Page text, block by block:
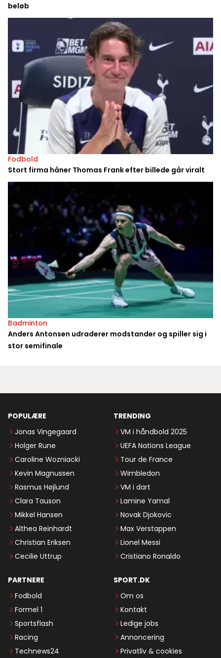
beløb
Fodbold
Stort firma håner Thomas Frank efter billede går viralt
Badminton
Anders Antonsen udraderer modstander og spiller sig i
stor semifinale
POPULÆRE
Jonas Vingegaard
Holger Rune
Caroline Wozniacki
Kevin Magnussen
Rasmus Højlund
Clara Tauson
Mikkel Hansen
Althea Reinhardt
Christian Eriksen
Cecilie Uttrup
TRENDING
VM i håndbold 2025
UEFA Nations League
Tour de France
Wimbledon
VM i dart
Lamine Yamal
Novak Djokovic
Max Verstappen
Lionel Messi
Cristiano Ronaldo
PARTNERE
Fodbold
Formel 1
Sportsflash
Racing
Technews24
SPORT.DK
Om os
Kontakt
Ledige jobs
Annoncering
Privatliv & cookies